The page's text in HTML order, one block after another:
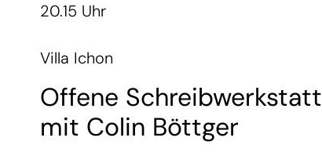
20.15 Uhr
Villa Ichon
Offene Schreibwerkstatt
mit Colin Böttger